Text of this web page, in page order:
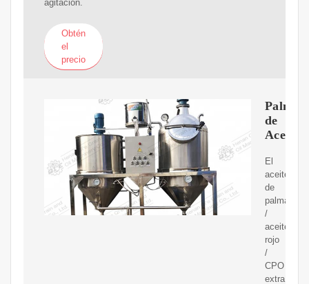
agitación.
Obtén
el
precio
Palma
de
Aceite.
El
aceite
de
palma
/
aceite
rojo
/
CPO
extraído